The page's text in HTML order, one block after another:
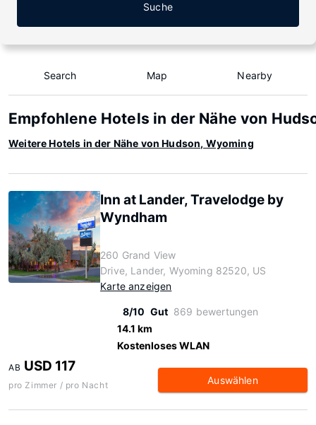
Suche
Search Map Nearby
Empfohlene Hotels in der Nähe von
Weitere Hotels in der Nähe von Hudson, Wyoming
Inn at Lander, Travelodge by
Wyndham
260 Grand View
Drive, Lander, Wyoming 82520, US
Karte anzeigen
8/10 Gut 869 bewertungen
14.1 km
Kostenloses WLAN
AB USD 117
pro Zimmer / pro Nacht Auswählen